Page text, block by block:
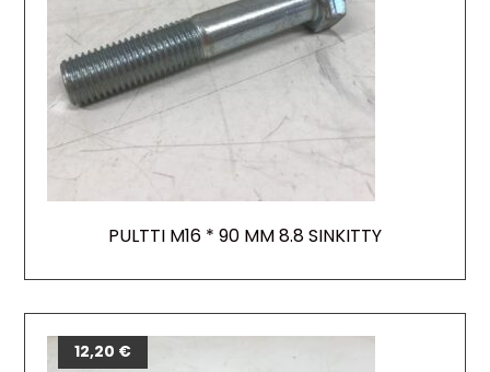
PULTTI M16 * 90 MM 8.8 SINKITTY
12,20 €